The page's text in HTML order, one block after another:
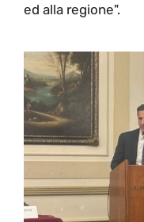
ed alla regione".